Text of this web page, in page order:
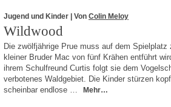
Jugend und Kinder | Von Colin Meloy
Wildwood
Die zwölfjährige Prue muss auf dem Spielplatz
kleiner Bruder Mac von fünf Krähen entführt
ihrem Schulfreund Curtis folgt sie dem
verbotenes Waldgebiet. Die Kinder stürzen
scheinbar endlose …
Mehr…